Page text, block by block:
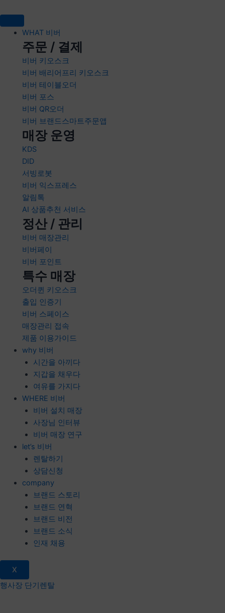
건너뛰기
WHAT 비버
주문 / 결제
비버 키오스크
비버 배리어프리 키오스크
비버 테이블오더
비버 포스
비버 QR오더
비버 브랜드스마트주문앱
매장 운영
KDS
DID
서빙로봇
비버 익스프레스
알림톡
AI 상품추천 서비스
정산 / 관리
비버 매장관리
비버페이
비버 포인트
특수 매장
오더퀸 키오스크
출입 인증기
비버 스페이스
매장관리 접속
제품 이용가이드
why 비버
시간을 아끼다
지갑을 채우다
여유를 가지다
WHERE 비버
비버 설치 매장
사장님 인터뷰
비버 매장 연구
let’s 비버
렌탈하기
상담신청
company
브랜드 스토리
브랜드 연혁
브랜드 비전
브랜드 소식
인재 채용
X
행사장 단기렌탈